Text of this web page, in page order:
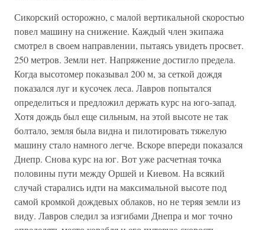
Сикорский осторожно, с малой вертикальной скоростью
повел машину на снижение. Каждый член экипажа
смотрел в своем направлении, пытаясь увидеть просвет.
250 метров. Земли нет. Напряжение достигло предела.
Когда высотомер показывал 200 м, за сеткой дождя
показался луг и кусочек леса. Лавров попытался
определиться и предложил держать курс на юго-запад.
Хотя дождь был еще сильным, на этой высоте не так
болтало, земля была видна и пилотировать тяжелую
машину стало намного легче. Вскоре впереди показался
Днепр. Снова курс на юг. Вот уже расчетная точка
половины пути между Оршей и Киевом. На всякий
случай старались идти на максимальной высоте под
самой кромкой дождевых облаков, но не теряя земли из
виду. Лавров следил за изгибами Днепра и мог точно